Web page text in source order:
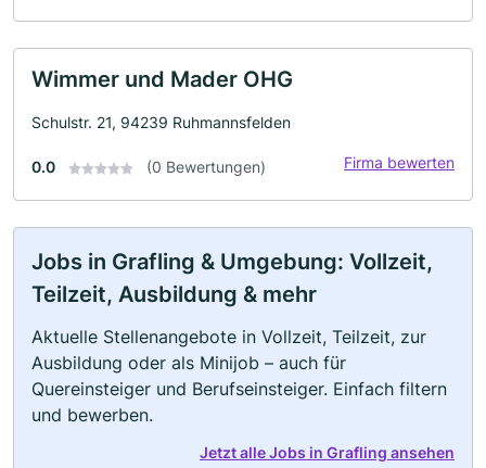
Wimmer und Mader OHG
Schulstr. 21, 94239 Ruhmannsfelden
0.0 (0 Bewertungen) Firma bewerten
Jobs in Grafling & Umgebung: Vollzeit,
Teilzeit, Ausbildung & mehr
Aktuelle Stellenangebote in Vollzeit, Teilzeit, zur
Ausbildung oder als Minijob – auch für
Quereinsteiger und Berufseinsteiger. Einfach filtern
und bewerben.
Jetzt alle Jobs in Grafling ansehen